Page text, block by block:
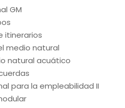
GM
itinerarios
medio natural
natural acuático
para la empleabilidad II